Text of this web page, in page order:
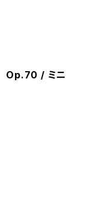
Op.70 / ミニ